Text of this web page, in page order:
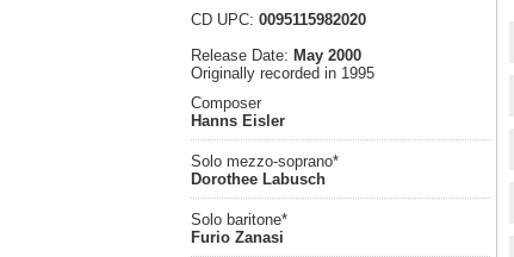
CD UPC: 0095115982020
Release Date: May 2000
Originally recorded in 1995
Composer
Hanns Eisler
Solo mezzo-soprano*
Dorothee Labusch
Solo baritone*
Furio Zanasi